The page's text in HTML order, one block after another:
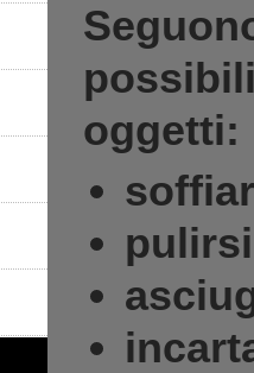
oggetti: